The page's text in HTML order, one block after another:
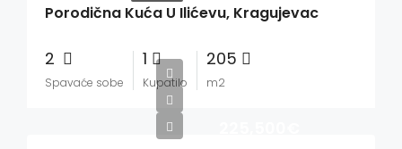
Porodična Kuća U Ilićevu, Kragujevac
2
Spavaće sobe
1
Kupatilo
205
m2